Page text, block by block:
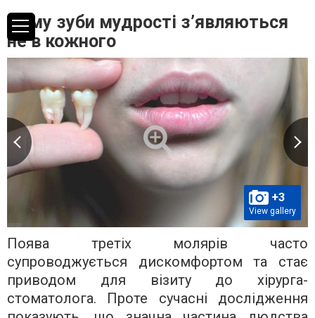
Чому зуби мудрості з’являються
не в кожного
+3
View gallery
Поява третіх молярів часто
супроводжується дискомфортом та стає
приводом для візиту до хірурга-
стоматолога. Проте сучасні дослідження